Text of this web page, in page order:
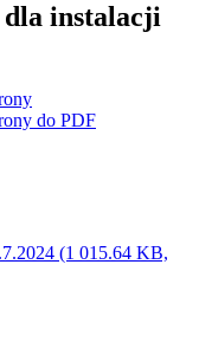
dla instalacji
do PDF
(1 015.64 KB,